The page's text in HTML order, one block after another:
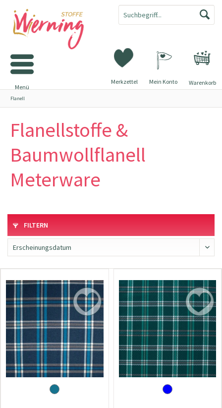
Warenkorb
Merkzettel Mein Konto
Menü
Flanell
Flanellstoffe &
Baumwollflanell
Meterware
FILTERN